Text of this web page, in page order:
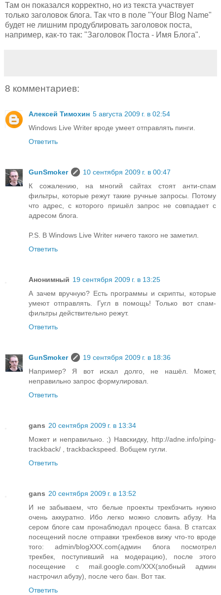
Там он показался корректно, но из текста участвует
только заголовок блога. Так что в поле "Your Blog Name"
будет не лишним продублировать заголовок поста,
например, как-то так: "Заголовок Поста - Имя Блога".
8 комментариев:
Алексей Тимохин 5 августа 2009 г. в 02:54
Windows Live Writer вроде умеет отправлять пинги.
Ответить
GunSmoker
10 сентября 2009 г. в 00:47
К сожалению, на многий сайтах стоят анти-спам
фильтры, которые режут такие ручные запросы. Потому
что адрес, с которого пришёл запрос не совпадает с
адресом блога.
P.S. В Windows Live Writer ничего такого не заметил.
Ответить
Анонимный 19 сентября 2009 г. в 13:25
А зачем вручную? Есть программы и скрипты, которые
умеют отправлять. Гугл в помощь! Только вот спам-
фильтры действительно режут.
Ответить
GunSmoker
19 сентября 2009 г. в 18:36
Например? Я вот искал долго, не нашёл. Может,
неправильно запрос формулировал.
Ответить
gans 20 сентября 2009 г. в 13:34
Может и неправильно. ;) Навскидку, http://adne.info/ping-
trackback/ , trackbackspeed. Вобщем гугли.
Ответить
gans 20 сентября 2009 г. в 13:52
И не забываем, что белые проекты трекбэчить нужно
очень аккуратно. Ибо легко можно словить абузу. На
сером блоге сам пронаблюдал процесс бана. В статсах
посещений после отправки трекбеков вижу что-то вроде
того: admin/blogXXX.com(админ блога посмотрел
трекбек, поступивший на модерацию), после этого
посещение с mail.google.com/XXX(злобный админ
настрочил абузу), после чего бан. Вот так.
Ответить